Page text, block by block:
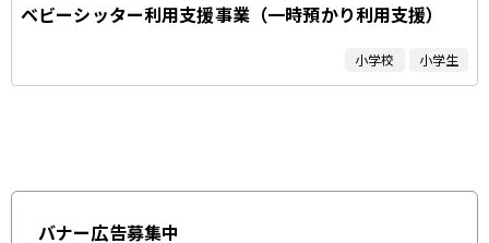
ベビーシッター利用支援事業（一時預かり利用支援）
小学校 小学生
バナー広告募集中